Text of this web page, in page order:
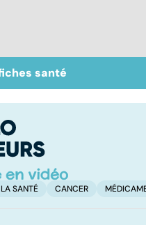
Chirurgie
ambulatoire :
santé
SANTÉ CANCER